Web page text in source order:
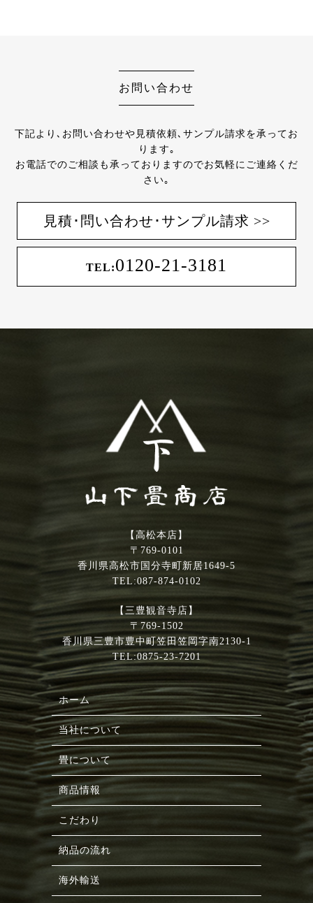
お問い合わせ
下記より､お問い合わせや見積依頼､サンプル請求を承ってお
ります｡
お電話でのご相談も承っておりますのでお気軽にご連絡くだ
さい｡
見積･問い合わせ･サンプル請求 >>
TEL:0120-21-3181
【高松本店】
〒769-0101
香川県高松市国分寺町新居1649-5
TEL:087-874-0102
【三豊観音寺店】
〒769-1502
香川県三豊市豊中町笠田笠岡字南2130-1
TEL:0875-23-7201
ホーム
当社について
畳について
商品情報
こだわり
納品の流れ
海外輸送